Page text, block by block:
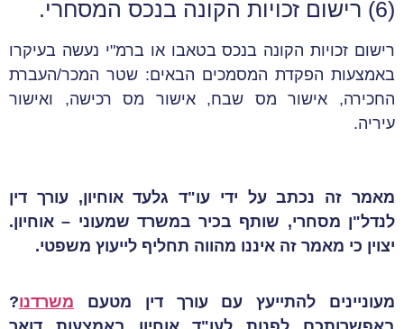
(6) רישום זכויות הקונה בנכס המסחרי.
רישום זכויות הקונה בנכס בטאבו או ברמ"י נעשה בעיקרו
באמצעות הפקדת המסמכים הבאים: שטר המכר/העברת
החכירה, אישור מס שבח, אישור מס רכישה, ואישור
עיריה.
מאמר זה נכתב על ידי עו"ד גלעד אוחיון, עורך דין
לנדל"ן מסחרי, שותף בכיר במשרד שמעוני – אוחיון.
יצוין כי מאמר זה איננו מהווה תחליף לייעוץ משפטי.
מעוניינים להתייעץ עם עורך דין מטעם משרדנו?